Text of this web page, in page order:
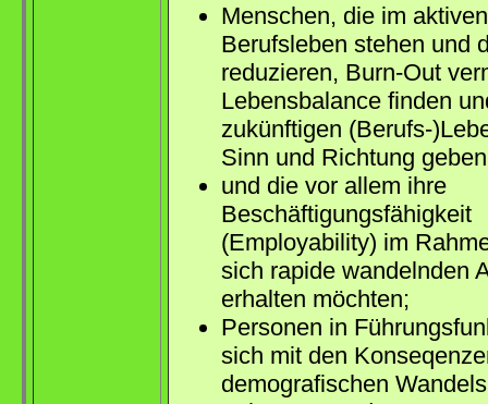
Menschen, die im aktiven
Berufsleben stehen und
reduzieren, Burn-Out
Lebensbalance finden
zukünftigen (Berufs-
Sinn und Richtung
und die vor allem ihre
Beschäftigungsfähigkeit
(Employability) im
sich rapide wandelnden
erhalten möchten;
Personen in
sich mit den
demografischen